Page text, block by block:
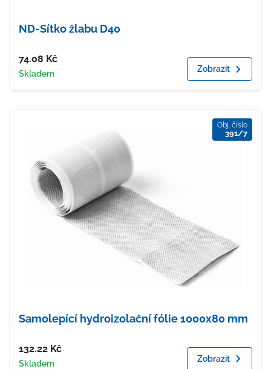
ND-Sítko žlabu D40
Cena
74.08 Kč
Dostupnost
Skladem Zobrazit
Obj. číslo
391/7
Samolepící hydroizolační fólie 1000x80 mm
Cena
132.22 Kč
Dostupnost
Skladem Zobrazit